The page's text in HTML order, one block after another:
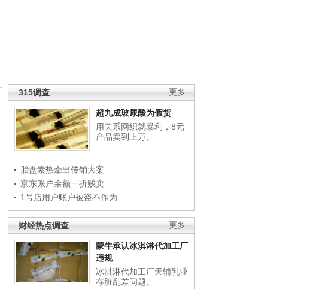
更多
315调查
超九成玻尿酸为假货
用关系网织就暴利，8元
产品卖到上万。
胎盘素热牵出传销大案
京东账户余额一折贱卖
1号店用户账户被盗不作为
更多
财经热点调查
蒙牛承认冰淇淋代加工厂
违规
冰淇淋代加工厂天辅乳业
存脏乱差问题。